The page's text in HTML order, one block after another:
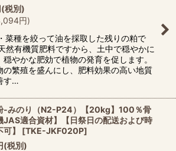
(税別)
円)
菜種を絞って油を採取した残りの粕で
然有機質肥料ですから、土中で穏やかに
穏やかな肥効で植物の発育を促します。
の繁殖を盛んにし、肥料効果の高い地質
す…
-みのり（N2-P24）【20kg】100％骨
JAS適合資材】【日祭日の配送および時
】
[TKE-JKF020P]
(税別)